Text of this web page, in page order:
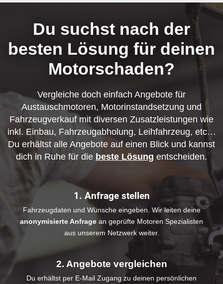
Du suchst nach der
besten Lösung für deinen
Motorschaden?
Vergleiche doch einfach Angebote für
Austauschmotoren, Motorinstandsetzung und
Fahrzeugverkauf mit diversen Zusatzleistungen wie
inkl. Einbau, Fahrzeugabholung, Leihfahrzeug, etc…
Du erhältst alle Angebote auf einen Blick und kannst
dich in Ruhe für die beste Lösung entscheiden.
1. Anfrage stellen
Fahrzeugdaten und Wünsche eingeben. Wir leiten deine
anonymisierte Anfrage an geprüfte Motoren Spezialisten
aus unserem Netzwerk weiter.
2. Angebote vergleichen
Du erhältst per E-Mail Zugang zu deinen persönlichen